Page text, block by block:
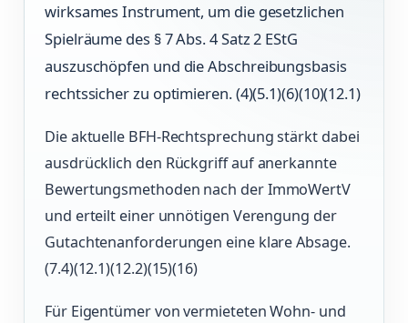
wirksames Instrument, um die gesetzlichen
Spielräume des § 7 Abs. 4 Satz 2 EStG
auszuschöpfen und die Abschreibungsbasis
rechtssicher zu optimieren. (4)(5.1)(6)(10)(12.1)
Die aktuelle BFH-Rechtsprechung stärkt dabei
ausdrücklich den Rückgriff auf anerkannte
Bewertungsmethoden nach der ImmoWertV
und erteilt einer unnötigen Verengung der
Gutachtenanforderungen eine klare Absage.
(7.4)(12.1)(12.2)(15)(16)
Für Eigentümer von vermieteten Wohn- und